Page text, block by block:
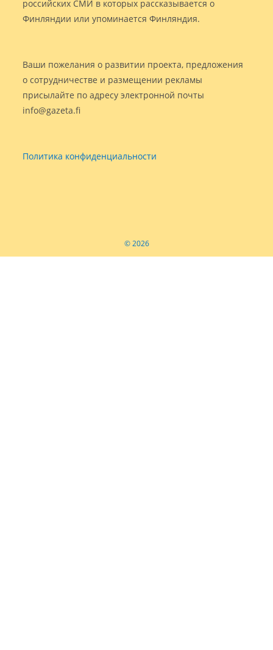
российских СМИ в которых рассказывается о
Финляндии или упоминается Финляндия.
Ваши пожелания о развитии проекта, предложения
о сотрудничестве и размещении рекламы
присылайте по адресу электронной почты
info@gazeta.fi
Политика конфиденциальности
© 2026